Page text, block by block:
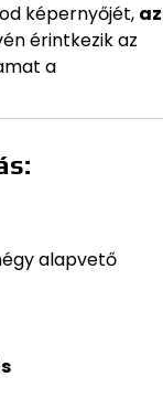
képernyőjét, az
érintkezik az
a
alapvető